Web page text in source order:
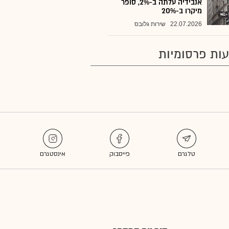
אנבידיה עלתה ב-2%, סופר
מיקרו ב-20%
22.07.2026 שירות גלובס
פרסומיות